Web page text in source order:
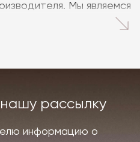
Мы являемся
европейских фабрик,
рассылку
информацию о